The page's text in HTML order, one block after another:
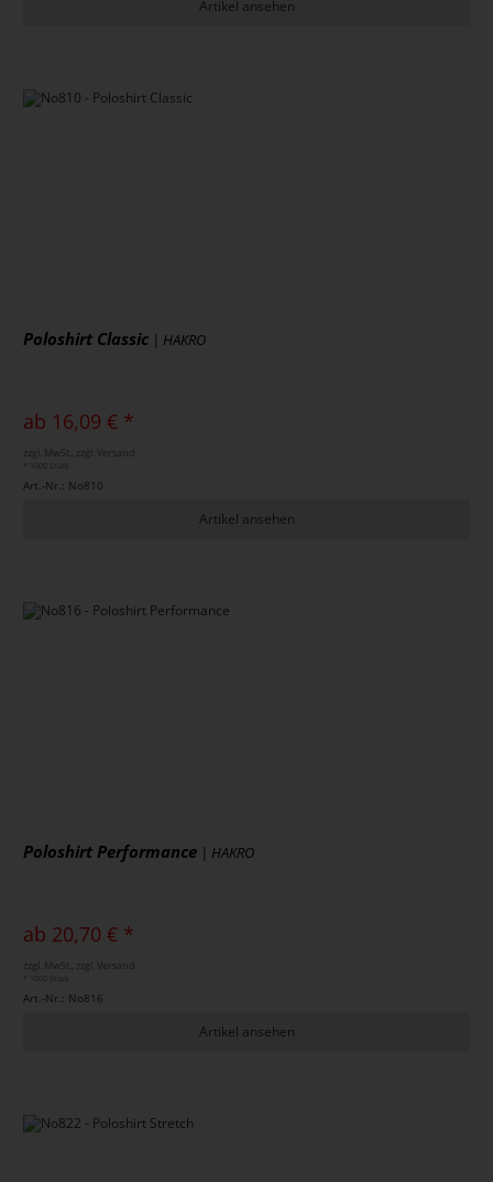
Artikel ansehen
Poloshirt Classic | HAKRO
ab 16,09 € *
zzgl. MwSt., zzgl. Versand
Art.-Nr.: No810
Artikel ansehen
Poloshirt Performance | HAKRO
ab 20,70 € *
zzgl. MwSt., zzgl. Versand
Art.-Nr.: No816
Artikel ansehen